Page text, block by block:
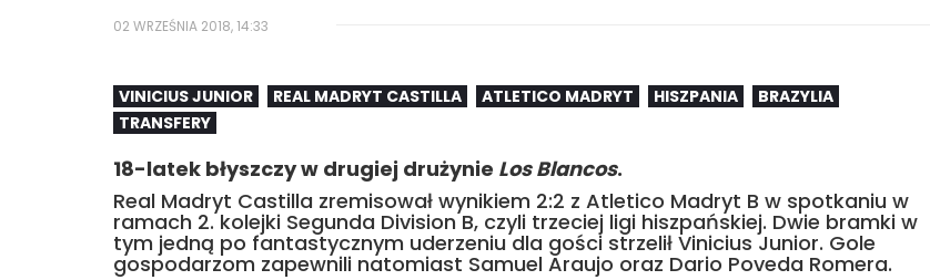
02 WRZEŚNIA 2018, 14:33
VINICIUS JUNIOR REAL MADRYT CASTILLA ATLETICO MADRYT HISZPANIA
BRAZYLIA
TRANSFERY
18-latek błyszczy w drugiej drużynie Los Blancos.
Real Madryt Castilla zremisował wynikiem 2:2 z Atletico Madryt B w spotkaniu w
ramach 2. kolejki Segunda Division B, czyli trzeciej ligi hiszpańskiej. Dwie bramki w
tym jedną po fantastycznym uderzeniu dla gości strzelił Vinicius Junior. Gole
gospodarzom zapewnili natomiast Samuel Araujo oraz Dario Poveda Romera.